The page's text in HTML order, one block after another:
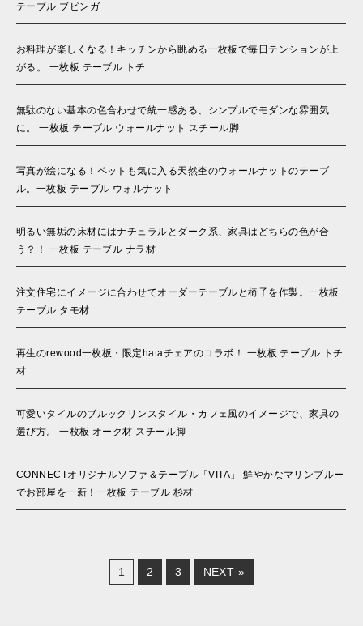
テーブル ブビンガ
お料理が楽しくなる！キッチンから眺める一枚板で毎日テンションが上
がる。 一枚板 テーブル トチ
無駄のない基本の色合わせで統一感ある、シンプルでモダンな雰囲気
に。 一枚板 テーブル ウォールナット スチール脚
写真が絵になる！ペットも気に入る天然杢のウォールナットのテーブ
ル。一枚板 テーブル ウォルナット
明るい無垢の床材にはナチュラルとダーク系、家具はどちらの色が合
う？！ 一枚板 テーブル ナラ材
注文住宅にイメージに合わせてオーダーテーブルと椅子を作製。一枚板
テーブル タモ材
再生のrewood一枚板・限定hataチェアのコラボ！ 一枚板 テーブル トチ
材
可愛いタイルのブルックリンスタイル・カフェ風のイメージで、家具の
選び方。 一枚板 オーク材 スチール脚
CONNECTオリジナルソファ＆テーブル「VITA」 鮮やかなマリンブルー
でお部屋を一新！一枚板 テーブル 杉材
1 2 3 NEXT »